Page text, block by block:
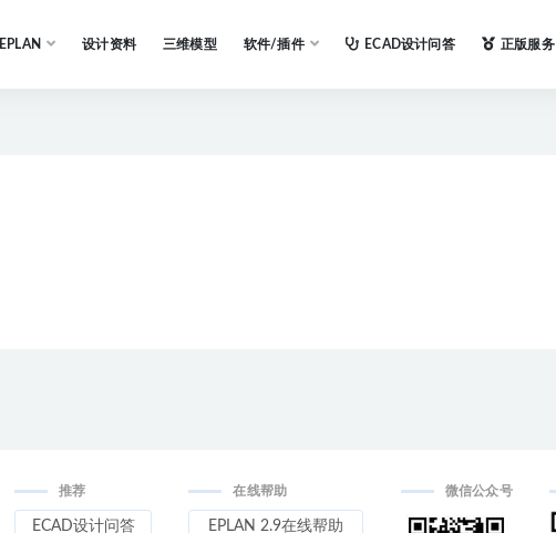
EPLAN 设计资料 三维模型 软件/插件 ECAD设计问答 正版服务
推荐
ECAD设计问答
在线帮助
EPLAN 2.9在线帮助
微信公众号